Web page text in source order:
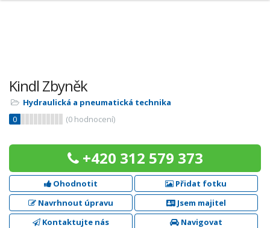
Kindl Zbyněk
Hydraulická a pneumatická technika
0
(0 hodnocení)
+420 312 579 373
Ohodnotit
Přidat fotku
Navrhnout úpravu
Jsem majitel
Kontaktujte nás
Navigovat